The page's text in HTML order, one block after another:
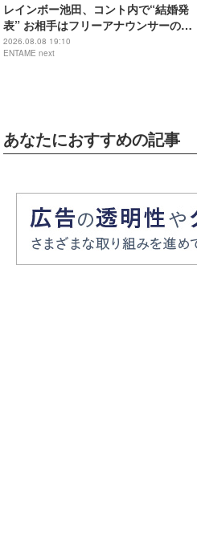
レインボー池田、コント内で“結婚発
表” お相手はフリーアナウンサーの佐
藤佳奈
2026.08.08 19:10
ENTAME next
あなたにおすすめの記事